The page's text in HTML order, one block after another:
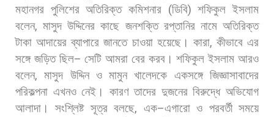
মহানগর পুলিশের অতিরিক্ত কমিশনার (ডিবি)শফিকুল ইসলাম
বলেন,মাসুদ উদ্দিনের কাছে জনশক্তি রপ্তানির নামে অতিরিক্ত
টাকা আদায়ের ব্যাপারে জানতে চাওয়া হয়েছে। কারা, কীভাবে এর
সঙ্গে জড়িত ছিল–সেটি আমরা বের করব। শফিকুল ইসলাম আরও
বলেন,মাসুদ উদ্দিন ও মামুন খালেদকে একসঙ্গে জিজ্ঞাসাবাদের
পরিকল্পনা এখনও নেই। কারণ তাদের দুজনের বিরুদ্ধে অভিযোগ
আলাদা।
সংশ্লিষ্ট সূত্র বলছে, এক–এগারো ও পরবর্তী সময়ে